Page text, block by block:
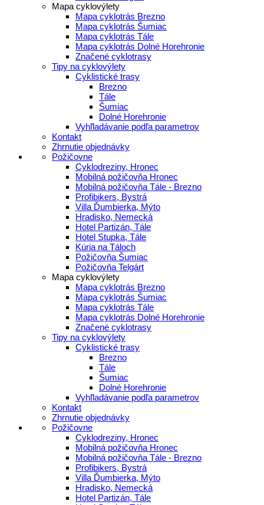
Mapa cyklovýlety
Mapa cyklotrás Brezno
Mapa cyklotrás Šumiac
Mapa cyklotrás Tále
Mapa cyklotrás Dolné Horehronie
Značené cyklotrasy
Tipy na cyklovýlety
Cyklistické trasy
Brezno
Tále
Šumiac
Dolné Horehronie
Vyhľladávanie podľa parametrov
Kontakt
Zhrnutie objednávky
Požičovne
Cyklodreziny, Hronec
Mobilná požičovňa Hronec
Mobilná požičovňa Tále - Brezno
Profibikers, Bystrá
Villa Ďumbierka, Mýto
Hradisko, Nemecká
Hotel Partizán, Tále
Hotel Stupka, Tále
Kúria na Táloch
Požičovňa Šumiac
Požičovňa Telgárt
Mapa cyklovýlety
Mapa cyklotrás Brezno
Mapa cyklotrás Šumiac
Mapa cyklotrás Tále
Mapa cyklotrás Dolné Horehronie
Značené cyklotrasy
Tipy na cyklovýlety
Cyklistické trasy
Brezno
Tále
Šumiac
Dolné Horehronie
Vyhľladávanie podľa parametrov
Kontakt
Zhrnutie objednávky
Požičovne
Cyklodreziny, Hronec
Mobilná požičovňa Hronec
Mobilná požičovňa Tále - Brezno
Profibikers, Bystrá
Villa Ďumbierka, Mýto
Hradisko, Nemecká
Hotel Partizán, Tále